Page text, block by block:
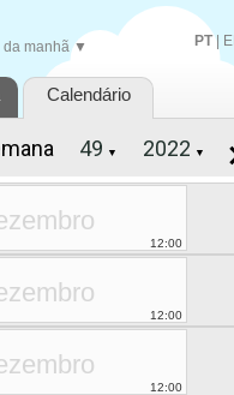
PT|
da manhã ▼
Calendário
▼ ▼
12:00
12:00
12:00